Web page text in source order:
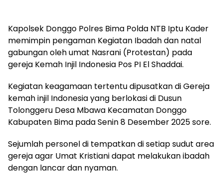
Kapolsek Donggo Polres Bima Polda NTB Iptu Kader
memimpin pengaman Kegiatan Ibadah dan natal
gabungan oleh umat Nasrani (Protestan) pada
gereja Kemah Injil Indonesia Pos PI El Shaddai.
Kegiatan keagamaan tertentu dipusatkan di Gereja
kemah injil Indonesia yang berlokasi di Dusun
Tolonggeru Desa Mbawa Kecamatan Donggo
Kabupaten Bima pada Senin 8 Desember 2025 sore.
Sejumlah personel di tempatkan di setiap sudut area
gereja agar Umat Kristiani dapat melakukan ibadah
dengan lancar dan nyaman.